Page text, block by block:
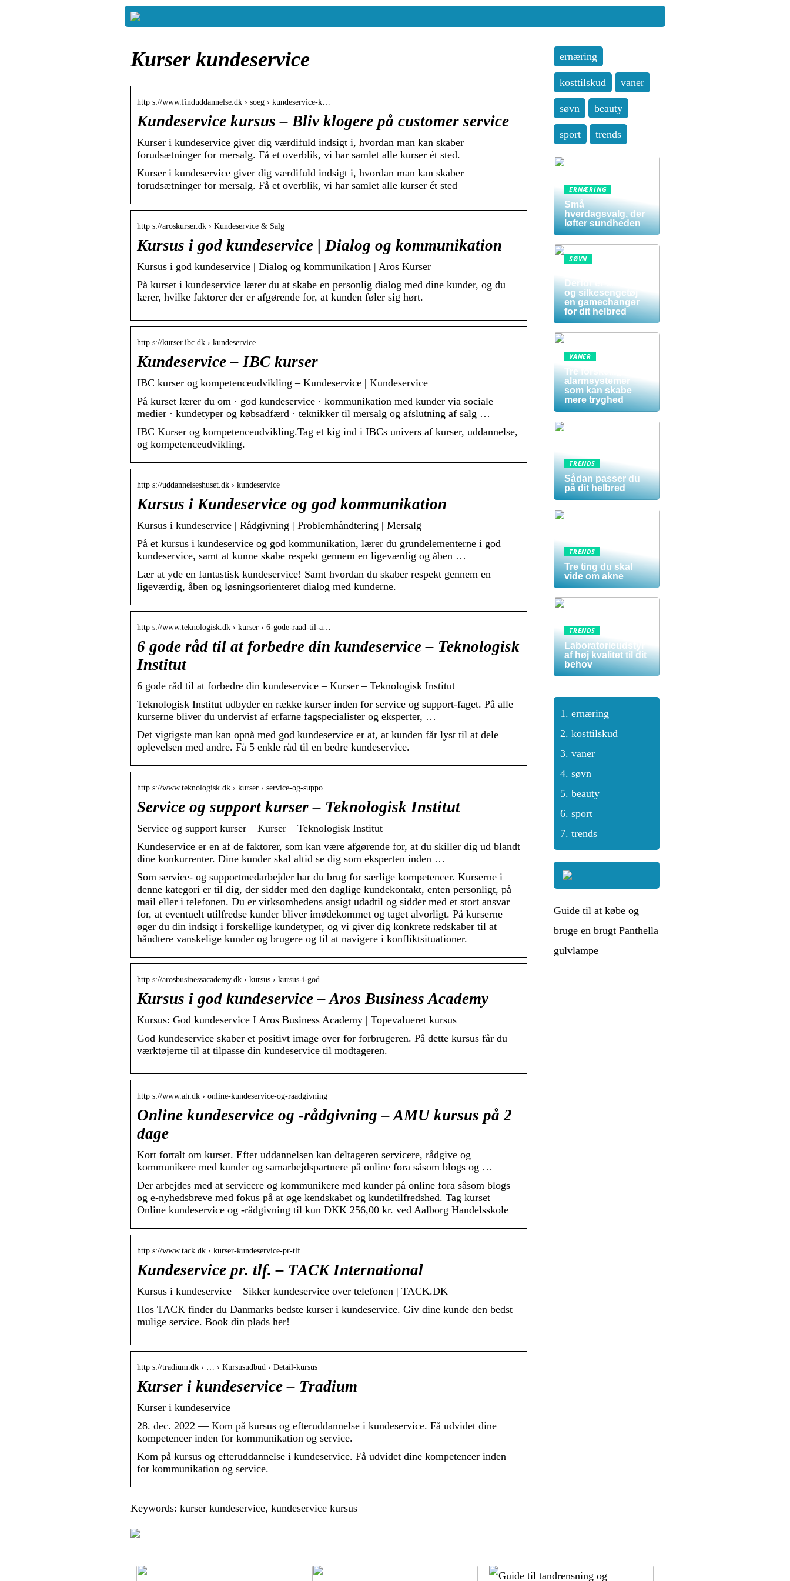
Kurser kundeservice
http s://www.finduddannelse.dk › soeg › kundeservice-k…
Kundeservice kursus – Bliv klogere på customer service
Kurser i kundeservice giver dig værdifuld indsigt i, hvordan man kan skaber
forudsætninger for mersalg. Få et overblik, vi har samlet alle kurser ét sted.
Kurser i kundeservice giver dig værdifuld indsigt i, hvordan man kan skaber
forudsætninger for mersalg. Få et overblik, vi har samlet alle kurser ét sted
http s://aroskurser.dk › Kundeservice & Salg
Kursus i god kundeservice | Dialog og kommunikation
Kursus i god kundeservice | Dialog og kommunikation | Aros Kurser
På kurset i kundeservice lærer du at skabe en personlig dialog med dine kunder, og du
lærer, hvilke faktorer der er afgørende for, at kunden føler sig hørt.
http s://kurser.ibc.dk › kundeservice
Kundeservice – IBC kurser
IBC kurser og kompetenceudvikling – Kundeservice | Kundeservice
På kurset lærer du om · god kundeservice · kommunikation med kunder via sociale
medier · kundetyper og købsadfærd · teknikker til mersalg og afslutning af salg …
IBC Kurser og kompetenceudvikling.Tag et kig ind i IBCs univers af kurser, uddannelse,
og kompetenceudvikling.
http s://uddannelseshuset.dk › kundeservice
Kursus i Kundeservice og god kommunikation
Kursus i kundeservice | Rådgivning | Problemhåndtering | Mersalg
På et kursus i kundeservice og god kommunikation, lærer du grundelementerne i god
kundeservice, samt at kunne skabe respekt gennem en ligeværdig og åben …
Lær at yde en fantastisk kundeservice! Samt hvordan du skaber respekt gennem en
ligeværdig, åben og løsningsorienteret dialog med kunderne.
http s://www.teknologisk.dk › kurser › 6-gode-raad-til-a…
6 gode råd til at forbedre din kundeservice – Teknologisk
Institut
6 gode råd til at forbedre din kundeservice – Kurser – Teknologisk Institut
Teknologisk Institut udbyder en række kurser inden for service og support-faget. På alle
kurserne bliver du undervist af erfarne fagspecialister og eksperter, …
Det vigtigste man kan opnå med god kundeservice er at, at kunden får lyst til at dele
oplevelsen med andre. Få 5 enkle råd til en bedre kundeservice.
http s://www.teknologisk.dk › kurser › service-og-suppo…
Service og support kurser – Teknologisk Institut
Service og support kurser – Kurser – Teknologisk Institut
Kundeservice er en af de faktorer, som kan være afgørende for, at du skiller dig ud blandt
dine konkurrenter. Dine kunder skal altid se dig som eksperten inden …
Som service- og supportmedarbejder har du brug for særlige kompetencer. Kurserne i
denne kategori er til dig, der sidder med den daglige kundekontakt, enten personligt, på
mail eller i telefonen. Du er virksomhedens ansigt udadtil og sidder med et stort ansvar
for, at eventuelt utilfredse kunder bliver imødekommet og taget alvorligt. På kurserne
øger du din indsigt i forskellige kundetyper, og vi giver dig konkrete redskaber til at
håndtere vanskelige kunder og brugere og til at navigere i konfliktsituationer.
http s://arosbusinessacademy.dk › kursus › kursus-i-god…
Kursus i god kundeservice – Aros Business Academy
Kursus: God kundeservice I Aros Business Academy | Topevalueret kursus
God kundeservice skaber et positivt image over for forbrugeren. På dette kursus får du
værktøjerne til at tilpasse din kundeservice til modtageren.
http s://www.ah.dk › online-kundeservice-og-raadgivning
Online kundeservice og -rådgivning – AMU kursus på 2
dage
Kort fortalt om kurset. Efter uddannelsen kan deltageren servicere, rådgive og
kommunikere med kunder og samarbejdspartnere på online fora såsom blogs og …
Der arbejdes med at servicere og kommunikere med kunder på online fora såsom blogs
og e-nyhedsbreve med fokus på at øge kendskabet og kundetilfredshed. Tag kurset
Online kundeservice og -rådgivning til kun DKK 256,00 kr. ved Aalborg Handelsskole
http s://www.tack.dk › kurser-kundeservice-pr-tlf
Kundeservice pr. tlf. – TACK International
Kursus i kundeservice – Sikker kundeservice over telefonen | TACK.DK
Hos TACK finder du Danmarks bedste kurser i kundeservice. Giv dine kunde den bedst
mulige service. Book din plads her!
http s://tradium.dk › … › Kursusudbud › Detail-kursus
Kurser i kundeservice – Tradium
Kurser i kundeservice
28. dec. 2022 — Kom på kursus og efteruddannelse i kundeservice. Få udvidet dine
kompetencer inden for kommunikation og service.
Kom på kursus og efteruddannelse i kundeservice. Få udvidet dine kompetencer inden
for kommunikation og service.
Keywords: kurser kundeservice, kundeservice kursus
ernæring
kosttilskud vaner
søvn beauty
sport trends
ERNÆRING
Små
hverdagsvalg, der
løfter sundheden
SØVN
Derfor er silkedyne
og silkesengetøj
en gamechanger
for dit helbred
VANER
Tre forskellige
alarmsystemer
som kan skabe
mere tryghed
TRENDS
Sådan passer du
på dit helbred
TRENDS
Tre ting du skal
vide om akne
TRENDS
Laboratorieudstyr
af høj kvalitet til dit
behov
ernæring
kosttilskud
vaner
søvn
beauty
sport
trends
Guide til at købe og
bruge en brugt Panthella
gulvlampe